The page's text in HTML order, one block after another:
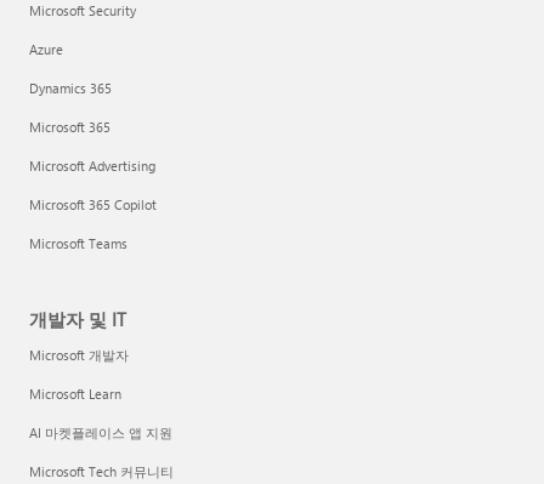
Microsoft Security
Azure
Dynamics 365
Microsoft 365
Microsoft Advertising
Microsoft 365 Copilot
Microsoft Teams
개발자 및 IT
Microsoft 개발자
Microsoft Learn
AI 마켓플레이스 앱 지원
Microsoft Tech 커뮤니티